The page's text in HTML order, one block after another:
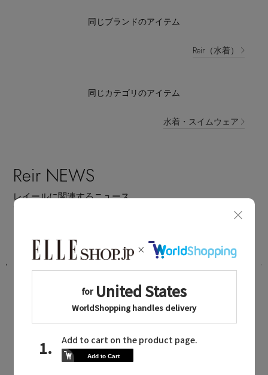
同じブランドのアイテム
Reir（水着）
同じカテゴリのアイテム
水着・スイムウェア
Reir NEWS
レイールに関連するニュース
旅行やレジャーで選ばれている、人気
スイムウェアTOP 3
Reir MAILMAGAZINE